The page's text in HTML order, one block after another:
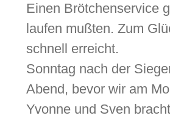
Einen Brötchenservice
laufen mußten. Zum
schnell erreicht.
Sonntag nach der
Abend, bevor wir am
Yvonne und Sven